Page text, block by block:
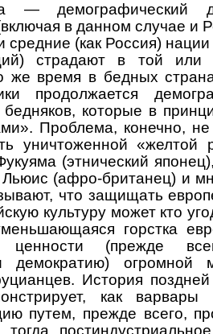
— демографический
в данном случае и
средние (как Россия)
страдают в той или
же время в бедных
продолжается
которые в
Проблема, конечно,
уничтоженной «желтой
(этнический
Льюис (афро-британец) и
что защищать
культуру может кто
горстка
(прежде
демократию) огромной
История
как варвары
путем, прежде всего,
тогда